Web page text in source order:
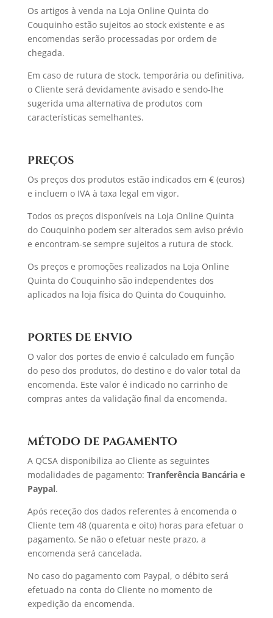
Os artigos à venda na Loja Online Quinta do
Couquinho estão sujeitos ao stock existente e as
encomendas serão processadas por ordem de
chegada.
Em caso de rutura de stock, temporária ou definitiva,
o Cliente será devidamente avisado e sendo-lhe
sugerida uma alternativa de produtos com
características semelhantes.
PREÇOS
Os preços dos produtos estão indicados em € (euros)
e incluem o IVA à taxa legal em vigor.
Todos os preços disponíveis na Loja Online Quinta
do Couquinho podem ser alterados sem aviso prévio
e encontram-se sempre sujeitos a rutura de stock.
Os preços e promoções realizados na Loja Online
Quinta do Couquinho são independentes dos
aplicados na loja física do Quinta do Couquinho.
PORTES DE ENVIO
O valor dos portes de envio é calculado em função
do peso dos produtos, do destino e do valor total da
encomenda. Este valor é indicado no carrinho de
compras antes da validação final da encomenda.
MÉTODO DE PAGAMENTO
A QCSA disponibiliza ao Cliente as seguintes
modalidades de pagamento: Tranferência Bancária e
Paypal.
Após receção dos dados referentes à encomenda o
Cliente tem 48 (quarenta e oito) horas para efetuar o
pagamento. Se não o efetuar neste prazo, a
encomenda será cancelada.
No caso do pagamento com Paypal, o débito será
efetuado na conta do Cliente no momento de
expedição da encomenda.